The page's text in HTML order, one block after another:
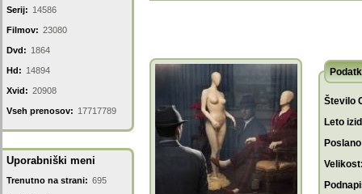
Serij: 14586
Filmov: 23080
Dvd: 1864
Hd: 14894
Xvid: 20908
Vseh prenosov: 17717789
Uporabniški meni
Trenutno na strani: 695
Število
Leto